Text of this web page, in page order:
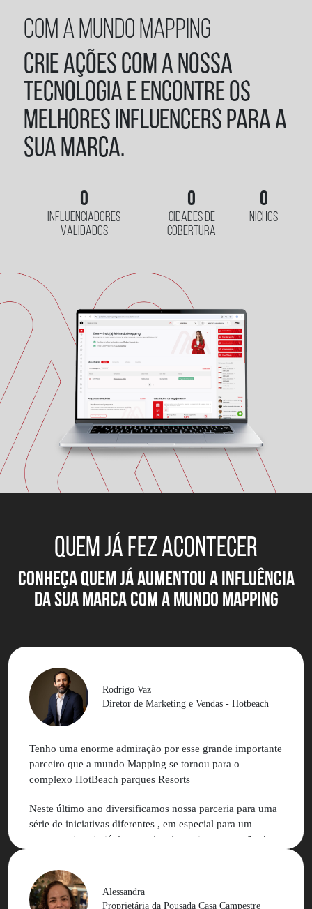
COM A MUNDO MAPPING
Crie ações com a nossa
tecnologia e encontre os
melhores influencers para a
sua marca.
0
INFLUENCIADORES
VALIDADOS
0
CIDADES DE
COBERTURA
0
NICHOS
QUEM JÁ FEZ ACONTECER
conheça quem já aumentou a influÊNCIA
DA SUA MARCA com a MUNDO MAPPING
Rodrigo Vaz
Diretor de Marketing e Vendas - Hotbeach
Tenho uma enorme admiração por esse grande importante
parceiro que a mundo Mapping se tornou para o
complexo HotBeach parques Resorts
Neste último ano diversificamos nossa parceria para uma
série de iniciativas diferentes , em especial para um
pensamento estratégico no planejamento e execução de
influenciadores
Podemos contar com muita experiência e aprendizado
Alessandra
Proprietária da Pousada Casa Campestre